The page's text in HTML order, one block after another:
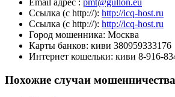
Email адрес : pmt@gullon.eu
Ссылка (с http://): http://icq-host.ru
Ссылка (с http://): http://icq-host.ru
Город мошенника: Москва
Карты банков: киви 380959333176
Интернет кошельки: киви 8-916-
Похожие случаи